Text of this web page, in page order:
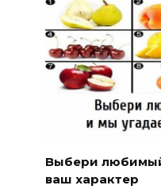
Выбери
ваш характер